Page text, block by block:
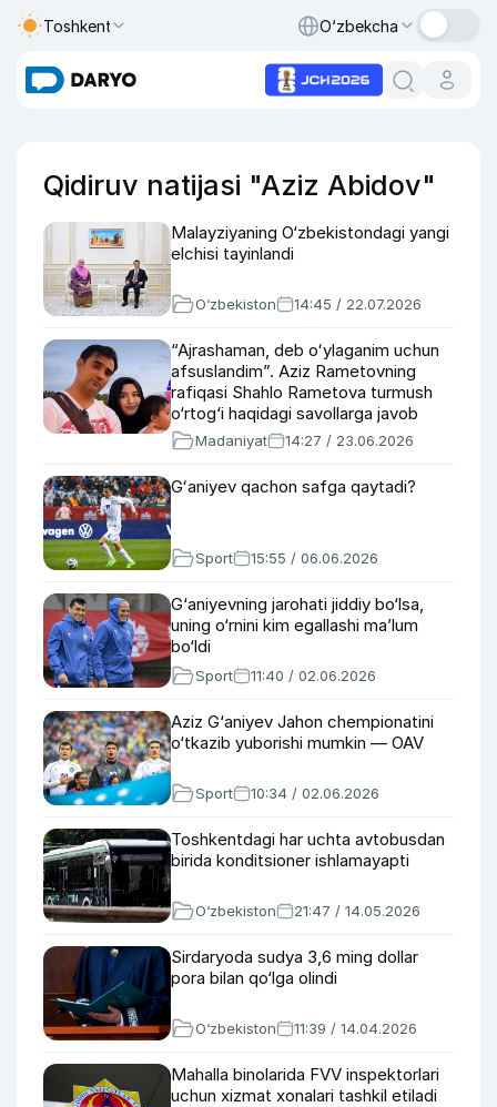
Toshkent O‘zbekcha
Qidiruv natijasi "Aziz Abidov"
Malayziyaning O‘zbekistondagi yangi
elchisi tayinlandi
O‘zbekiston 14:45 / 22.07.2026
“Ajrashaman, deb oʻylaganim uchun
afsuslandim”. Aziz Rametovning
rafiqasi Shahlo Rametova turmush
o‘rtog‘i haqidagi savollarga javob
berdi (video)
Madaniyat 14:27 / 23.06.2026
Gʻaniyev qachon safga qaytadi?
Sport 15:55 / 06.06.2026
G‘aniyevning jarohati jiddiy bo‘lsa,
uning o‘rnini kim egallashi ma’lum
bo‘ldi
Sport 11:40 / 02.06.2026
Aziz G‘aniyev Jahon chempionatini
o‘tkazib yuborishi mumkin — OAV
Sport 10:34 / 02.06.2026
Toshkentdagi har uchta avtobusdan
birida konditsioner ishlamayapti
O‘zbekiston 21:47 / 14.05.2026
Sirdaryoda sudya 3,6 ming dollar
pora bilan qo‘lga olindi
O‘zbekiston 11:39 / 14.04.2026
Mahalla binolarida FVV inspektorlari
uchun xizmat xonalari tashkil etiladi